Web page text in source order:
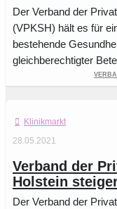
Der Verband der
(VPKSH) hält es für
bestehende
gleichberechtigter
Klinikmarkt
28.05.2021
Verband der
Holstein
Der Verband der